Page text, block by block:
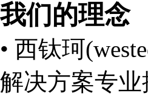
我们的理念
• 西钛珂
解决方案专